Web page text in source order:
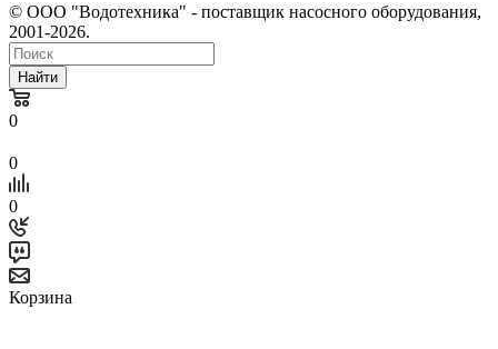
© ООО "Водотехника" - поставщик насосного оборудования,
2001-2026.
Найти
0
0
0
Корзина